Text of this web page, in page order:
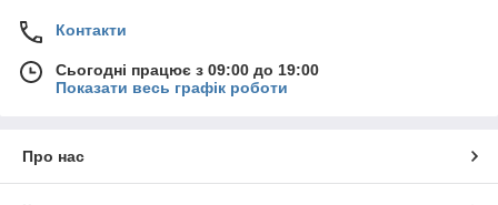
Контакти
Сьогодні працює з 09:00 до 19:00
Показати весь графік роботи
Про нас